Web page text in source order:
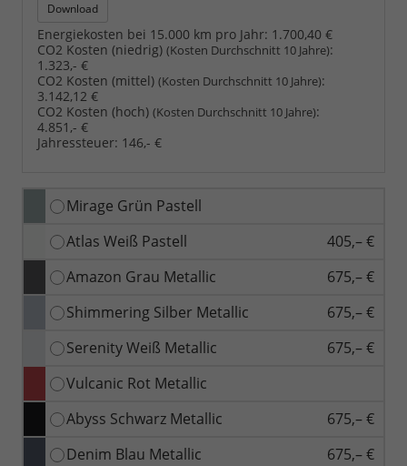
Download
Energiekosten bei 15.000 km pro Jahr: 1.700,40 €
CO2 Kosten (niedrig) (Kosten Durchschnitt 10 Jahre):
1.323,- €
CO2 Kosten (mittel) (Kosten Durchschnitt 10 Jahre):
3.142,12 €
CO2 Kosten (hoch) (Kosten Durchschnitt 10 Jahre):
4.851,- €
Jahressteuer: 146,- €
Mirage Grün Pastell
Atlas Weiß Pastell
405,– €
Amazon Grau Metallic
675,– €
Shimmering Silber Metallic
675,– €
Serenity Weiß Metallic
675,– €
Vulcanic Rot Metallic
Abyss Schwarz Metallic
675,– €
Denim Blau Metallic
675,– €